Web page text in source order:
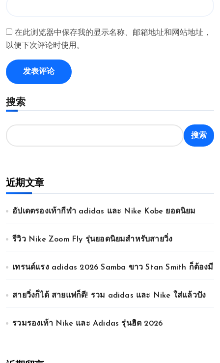
在此浏览器中保存我的显示名称、邮箱地址和网站地址，
以便下次评论时使用。
搜索
搜索
近期文章
อัปเดตรองเท้ากีฬา adidas และ Nike Kobe ยอดนิยม
รีวิว Nike Zoom Fly รุ่นยอดนิยมสำหรับสายวิ่ง
เทรนด์แรง adidas 2026 Samba ขาว Stan Smith ก็ต้องมี
สายวิ่งก็ได้ สายแฟก็ดี! รวม adidas และ Nike ใส่แล้วปัง
รวมรองเท้า Nike และ Adidas รุ่นฮิต 2026